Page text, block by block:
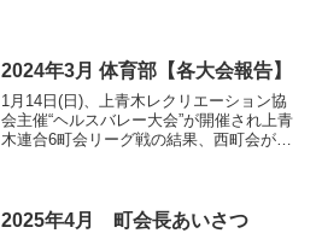
すが、毎日を楽しく生きた...
2024年3月 体育部【各大会報告】
1月14日(日)、上青木レクリエーション協
会主催“ヘルスバレー大会”が開催され上青
木連合6町会リーグ戦の結果、西町会が10
2025年4月 町会長あいさつ